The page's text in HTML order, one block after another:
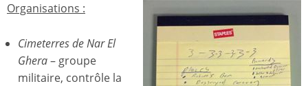
Organisations :
Cimeterres de Nar El
Ghera– groupe
militaire, contrôle la